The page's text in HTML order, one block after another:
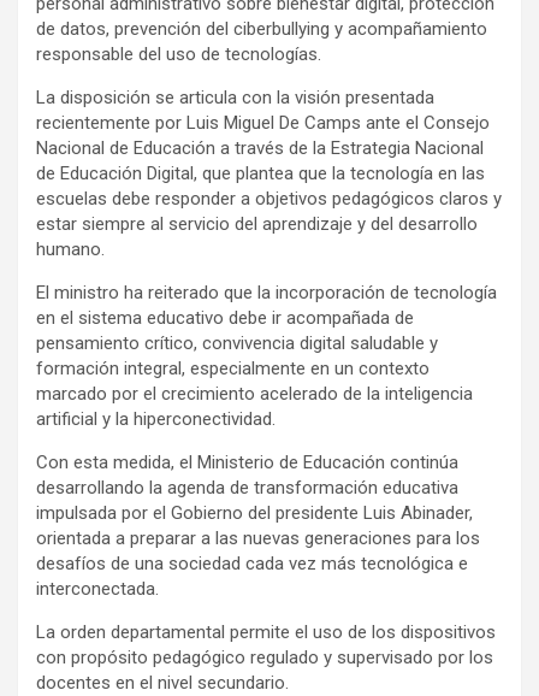
de datos, prevención del ciberbullying y acompañamiento
responsable del uso de tecnologías.
La disposición se articula con la visión presentada
recientemente por Luis Miguel De Camps ante el Consejo
Nacional de Educación a través de la Estrategia Nacional
de Educación Digital, que plantea que la tecnología en las
escuelas debe responder a objetivos pedagógicos claros y
estar siempre al servicio del aprendizaje y del desarrollo
humano.
El ministro ha reiterado que la incorporación de tecnología
en el sistema educativo debe ir acompañada de
pensamiento crítico, convivencia digital saludable y
formación integral, especialmente en un contexto
marcado por el crecimiento acelerado de la inteligencia
artificial y la hiperconectividad.
Con esta medida, el Ministerio de Educación continúa
desarrollando la agenda de transformación educativa
impulsada por el Gobierno del presidente Luis Abinader,
orientada a preparar a las nuevas generaciones para los
desafíos de una sociedad cada vez más tecnológica e
interconectada.
La orden departamental permite el uso de los dispositivos
con propósito pedagógico regulado y supervisado por los
docentes en el nivel secundario.